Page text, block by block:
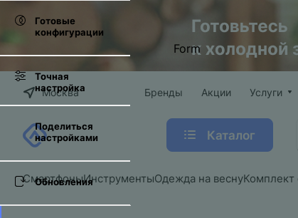
Москва Бренды Акции Услуги
Каталог
СмартфоныИнструментыОдежда на веснуКомплект
Готовые
конфигурации
Точная
настройка
Поделиться
настройками
Обновления
Form